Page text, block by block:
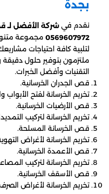
بجدة
نقدم في شركة الأفضل لـ
0569607972 مجموعة
لتلبية كافة احتياجات
ملتزمون بتوفير حلول
التقنيات وأفضل الخبرات.
قص الجدران الخرسانية.
تخريم الخرسانة لفتح الأبواب
قص الأرضيات الخرسانية.
تخريم الخرسانة لتركيب
قص الخرسانة المسلحة.
تخريم الخرسانة لأغراض
قص الأعمدة الخرسانية.
تخريم الخرسانة لتركيب
قص الأسقف الخرسانية.
تخريم الخرسانة لأغراض